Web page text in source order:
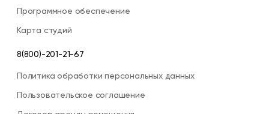
Программное обеспечение
Карта студий
8(800)-201-21-67
Политика обработки персональных данных
Пользовательское соглашение